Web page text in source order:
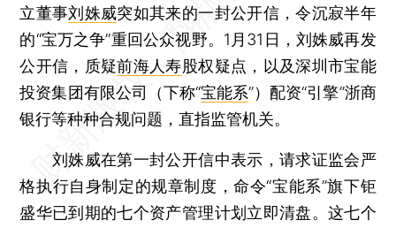
立董事刘姝威突如其来的一封公开信，令沉寂半年
的“宝万之争”重回公众视野。1月31日，刘姝威再发
公开信，质疑前海人寿股权疑点，以及深圳市宝能
投资集团有限公司（下称“宝能系”）配资“引擎”浙商
银行等种种合规问题，直指监管机关。
刘姝威在第一封公开信中表示，请求证监会严
格执行自身制定的规章制度，命令“宝能系”旗下钜
盛华已到期的七个资产管理计划立即清盘。这七个